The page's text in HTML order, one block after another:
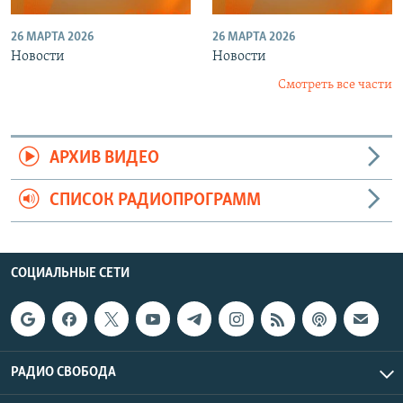
26 МАРТА 2026
Новости
26 МАРТА 2026
Новости
Смотреть все части
АРХИВ ВИДЕО
СПИСОК РАДИОПРОГРАММ
СОЦИАЛЬНЫЕ СЕТИ
РАДИО СВОБОДА